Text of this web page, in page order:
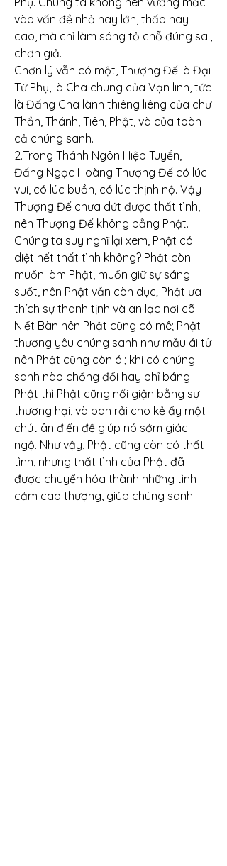
vào vấn đề nhỏ hay lớn, thấp hay
cao, mà chỉ làm sáng tỏ chỗ đúng sai,
chơn giả.
Chơn lý vẫn có một, Thượng Đế là Đại
Từ Phụ, là Cha chung của Vạn linh, tức
là Đấng Cha lành thiêng liêng của chư
Thần, Thánh, Tiên, Phật, và của toàn
cả chúng sanh.
2.Trong Thánh Ngôn Hiệp Tuyển,
Đấng Ngọc Hoàng Thượng Đế có lúc
vui, có lúc buồn, có lúc thịnh nộ. Vậy
Thượng Đế chưa dứt được thất tình,
nên Thượng Đế không bằng Phật.
Chúng ta suy nghĩ lại xem, Phật có
diệt hết thất tình không? Phật còn
muốn làm Phật, muốn giữ sự sáng
suốt, nên Phật vẫn còn dục; Phật ưa
thích sự thanh tịnh và an lạc nơi cõi
Niết Bàn nên Phật cũng có mê; Phật
thương yêu chúng sanh như mẫu ái tử
nên Phật cũng còn ái; khi có chúng
sanh nào chống đối hay phỉ báng
Phật thì Phật cũng nổi giận bằng sự
thương hại, và ban rải cho kẻ ấy một
chút ân điển để giúp nó sớm giác
ngộ. Như vậy, Phật cũng còn có thất
tình, nhưng thất tình của Phật đã
được chuyển hóa thành những tình
cảm cao thượng, giúp chúng sanh